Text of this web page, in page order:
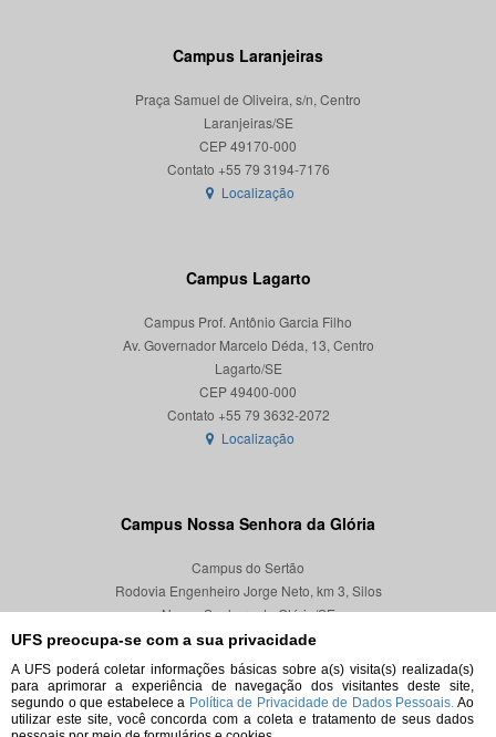
UFS preocupa-se com a sua privacidade
A UFS poderá coletar informações básicas sobre a(s) visita(s) realizada(s)
para aprimorar a experiência de navegação dos visitantes deste site,
segundo o que estabelece a Política de Privacidade de Dados Pessoais. Ao
utilizar este site, você concorda com a coleta e tratamento de seus dados
Campus Laranjeiras
Praça Samuel de Oliveira, s/n, Centro
Laranjeiras/SE
CEP 49170-000
Localização
Campus Lagarto
Campus Prof. Antônio Garcia Filho
Av. Governador Marcelo Déda, 13, Centro
Lagarto/SE
CEP 49400-000
Localização
Campus Nossa Senhora da Glória
Campus do Sertão
Rodovia Engenheiro Jorge Neto, km 3, Silos
Nossa Senhora da Glória/SE
CEP 49680-000
Localização